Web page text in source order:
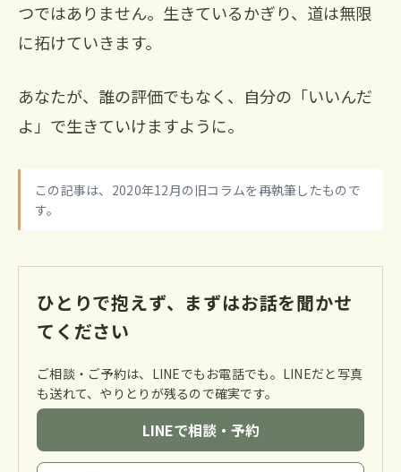
つではありません。生きているかぎり、道は無限
に拓けていきます。
あなたが、誰の評価でもなく、自分の「いいんだ
よ」で生きていけますように。
この記事は、2020年12月の旧コラムを再執筆したもので
す。
ひとりで抱えず、まずはお話を聞かせ
てください
ご相談・ご予約は、LINEでもお電話でも。LINEだと写真
も送れて、やりとりが残るので確実です。
LINEで相談・予約